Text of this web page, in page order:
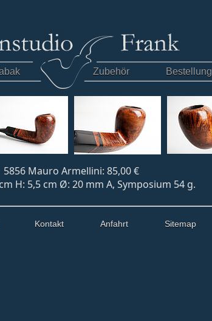
Zubehör Bestellung
5856 Mauro Armellini: 85,00 €
H: 5,5 cm Ø: 20 mm A, Symposium 54 g.
Kontakt Anfahrt Sitemap